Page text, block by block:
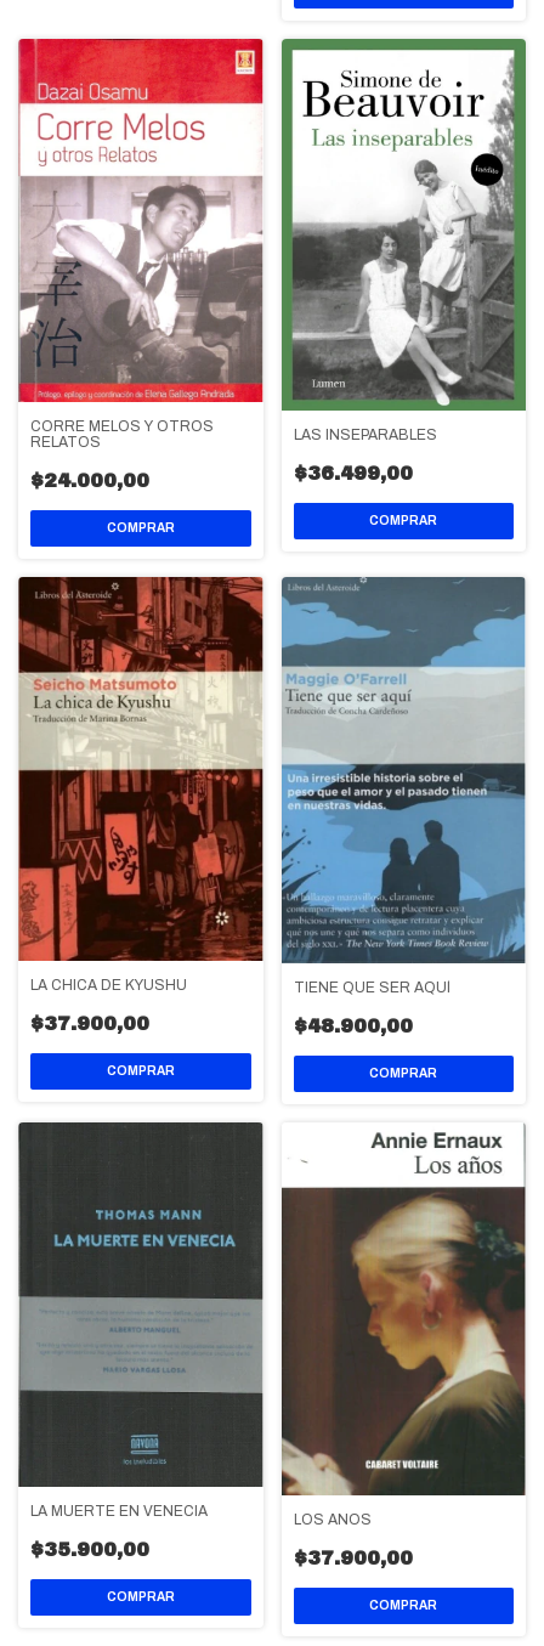
CORRE MELOS Y OTROS
RELATOS
$24.000,00
LAS INSEPARABLES
$36.499,00
LA CHICA DE KYUSHU
$37.900,00
TIENE QUE SER AQUÍ
$48.900,00
LA MUERTE EN VENECIA
$35.900,00
LOS AÑOS
$37.900,00